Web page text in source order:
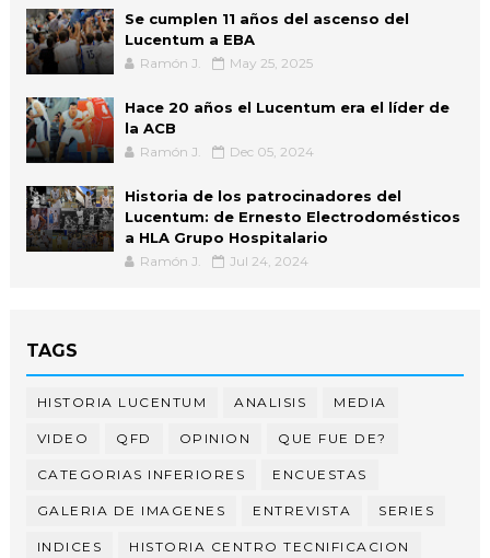
Se cumplen 11 años del ascenso del
Lucentum a EBA
Ramón J. May 25, 2025
Hace 20 años el Lucentum era el líder de
la ACB
Ramón J. Dec 05, 2024
Historia de los patrocinadores del
Lucentum: de Ernesto Electrodomésticos
a HLA Grupo Hospitalario
Ramón J. Jul 24, 2024
TAGS
HISTORIA LUCENTUM ANALISIS MEDIA
VIDEO QFD OPINION QUE FUE DE?
CATEGORIAS INFERIORES ENCUESTAS
GALERIA DE IMAGENES ENTREVISTA SERIES
INDICES HISTORIA CENTRO TECNIFICACION